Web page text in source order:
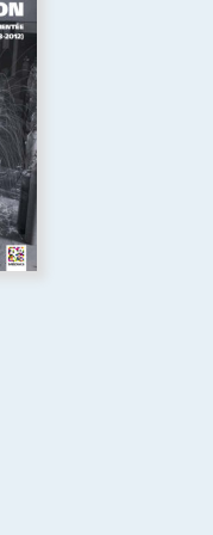
les
et